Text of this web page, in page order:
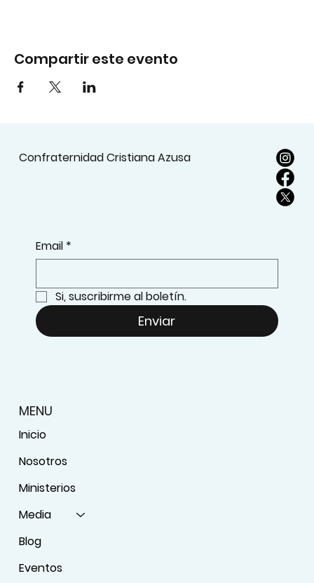
Compartir este evento
Confraternidad Cristiana Azusa
Email *
Si, suscribirme al boletín.
Enviar
MENU
Inicio
Nosotros
Ministerios
Media
Blog
Eventos